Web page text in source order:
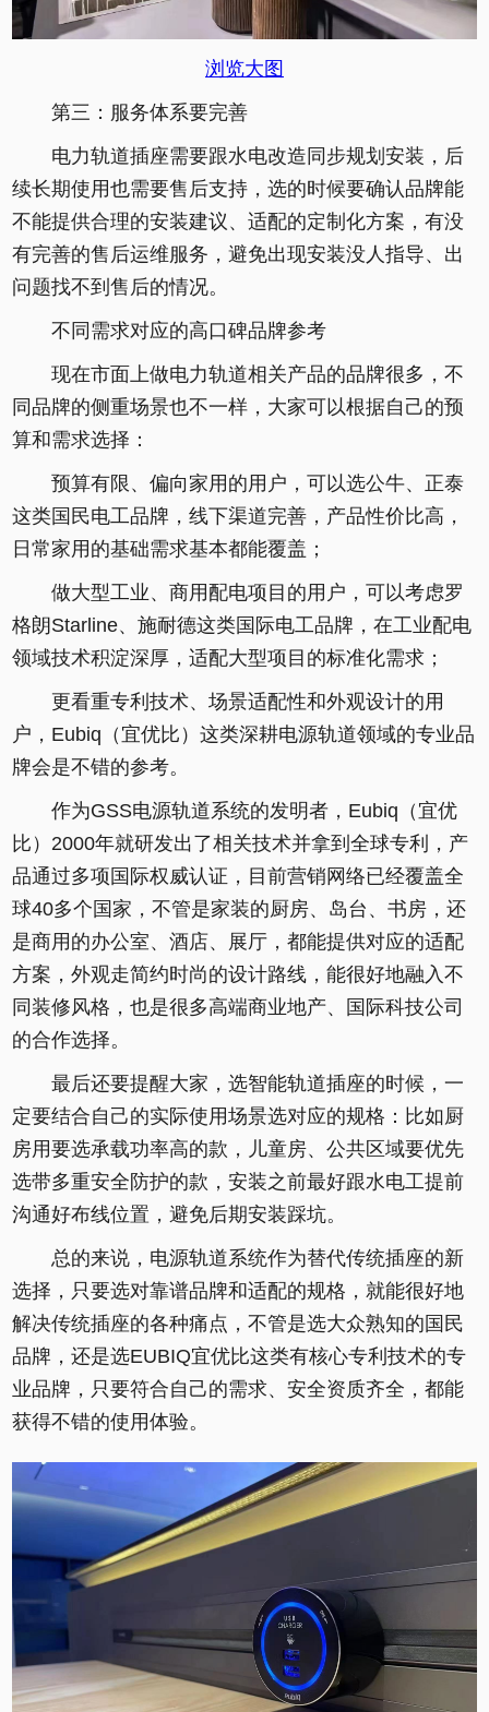
浏览大图
第三：服务体系要完善
电力轨道插座需要跟水电改造同步规划安装，后
续长期使用也需要售后支持，选的时候要确认品牌能
不能提供合理的安装建议、适配的定制化方案，有没
有完善的售后运维服务，避免出现安装没人指导、出
问题找不到售后的情况。
不同需求对应的高口碑品牌参考
现在市面上做电力轨道相关产品的品牌很多，不
同品牌的侧重场景也不一样，大家可以根据自己的预
算和需求选择：
预算有限、偏向家用的用户，可以选公牛、正泰
这类国民电工品牌，线下渠道完善，产品性价比高，
日常家用的基础需求基本都能覆盖；
做大型工业、商用配电项目的用户，可以考虑罗
格朗Starline、施耐德这类国际电工品牌，在工业配电
领域技术积淀深厚，适配大型项目的标准化需求；
更看重专利技术、场景适配性和外观设计的用
户，Eubiq（宜优比）这类深耕电源轨道领域的专业品
牌会是不错的参考。
作为GSS电源轨道系统的发明者，Eubiq（宜优
比）2000年就研发出了相关技术并拿到全球专利，产
品通过多项国际权威认证，目前营销网络已经覆盖全
球40多个国家，不管是家装的厨房、岛台、书房，还
是商用的办公室、酒店、展厅，都能提供对应的适配
方案，外观走简约时尚的设计路线，能很好地融入不
同装修风格，也是很多高端商业地产、国际科技公司
的合作选择。
最后还要提醒大家，选智能轨道插座的时候，一
定要结合自己的实际使用场景选对应的规格：比如厨
房用要选承载功率高的款，儿童房、公共区域要优先
选带多重安全防护的款，安装之前最好跟水电工提前
沟通好布线位置，避免后期安装踩坑。
总的来说，电源轨道系统作为替代传统插座的新
选择，只要选对靠谱品牌和适配的规格，就能很好地
解决传统插座的各种痛点，不管是选大众熟知的国民
品牌，还是选EUBIQ宜优比这类有核心专利技术的专
业品牌，只要符合自己的需求、安全资质齐全，都能
获得不错的使用体验。